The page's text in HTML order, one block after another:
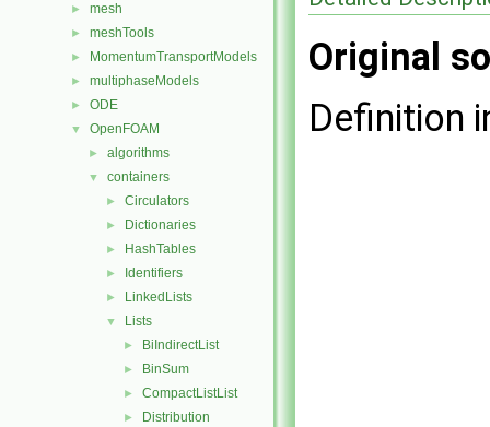
► mesh
► meshTools
► MomentumTransportModels
► multiphaseModels
► ODE
▼ OpenFOAM
► algorithms
▼ containers
► Circulators
► Dictionaries
► HashTables
► Identifiers
► LinkedLists
▼ Lists
► BiIndirectList
► BinSum
► CompactListList
► Distribution
Original
Definition